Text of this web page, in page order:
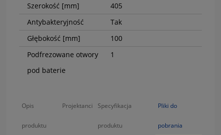
Szerokość [mm]
405
Antybakteryjność
Tak
Głębokość [mm]
100
Podfrezowane otwory
pod baterie
1
Opis
produktu
Projektanci Specyfikacja
produktu
Pliki do
pobrania